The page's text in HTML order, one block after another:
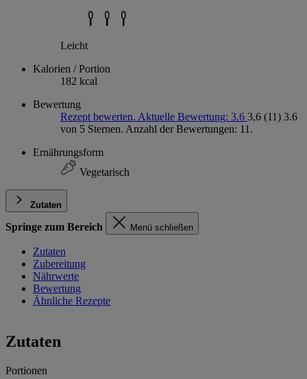
Leicht
Kalorien / Portion
182 kcal
Bewertung
Rezept bewerten. Aktuelle Bewertung: 3.6 3,6 (11) 3.6
von 5 Sternen. Anzahl der Bewertungen: 11.
Ernährungsform
Vegetarisch
Zutaten
Springe zum Bereich Menü schließen
Zutaten
Zubereitung
Nährwerte
Bewertung
Ähnliche Rezepte
Zutaten
Portionen